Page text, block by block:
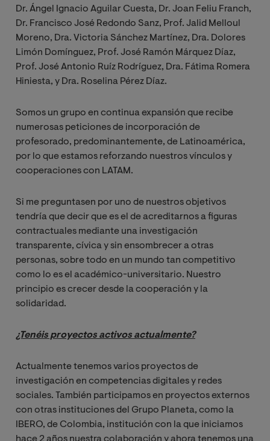
Dr. Ángel Ignacio Aguilar Cuesta, Dr. Joan Feliu Franch,
Dr. Francisco José Redondo Sanz, Prof. Jalid Melloul
Moreno, Dra. Victoria Sánchez Martínez, Dra. Dolores
Limón Domínguez, Prof. José Ramón Márquez Díaz,
Prof. José Antonio Ruíz Rodríguez, Dra. Fátima Romera
Hiniesta, y Dra. Roselina Pérez Díaz.
Somos un grupo en continua expansión que recibe
numerosas peticiones de incorporación de
profesorado, predominantemente, de Latinoamérica,
por lo que estamos reforzando nuestros vínculos y
cooperaciones con LATAM.
Si me preguntasen por uno de nuestros objetivos
tendría que decir que es el de acreditarnos a figuras
contractuales mediante una investigación
transparente, cívica y sin ensombrecer a otras
personas, sobre todo en un mundo tan competitivo
como lo es el académico-universitario. Nuestro
principio es crecer desde la cooperación y la
solidaridad.
¿Tenéis proyectos activos actualmente?
Actualmente tenemos varios proyectos de
investigación en competencias digitales y redes
sociales. También participamos en proyectos externos
con otras instituciones del Grupo Planeta, como la
IBERO, de Colombia, institución con la que iniciamos
hace 2 años nuestra colaboración y ahora tenemos una